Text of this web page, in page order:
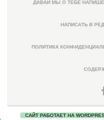
ДАВАЙ МЫ О ТЕБЕ
НАПИСАТЬ В
ПОЛИТИКА
САЙТ РАБОТАЕТ НА